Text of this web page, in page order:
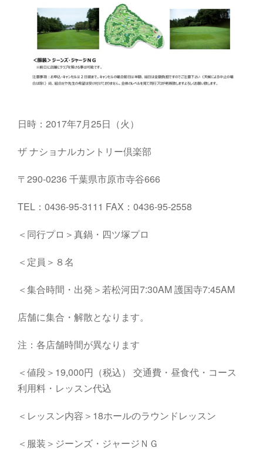
日時：2017年7月25日（火）
ザ ナショナルカントリー倶楽部
〒290-0236 千葉県市原市寺谷666
TEL：0436-95-3111 FAX：0436-95-2558
＜同行プロ＞真鍋・四ツ塚プロ
＜定員＞８名
＜集合時間・出発＞若松河田7:30AM 護国寺7:45AM
店舗に集合・解散となります。
注：各店舗時間が異なります
＜値段＞19,000円（税込） 交通費・昼食代・コース
利用料・レッスン代込
＜レッスン内容＞18ホールのラウンドレッスン
＜服装＞ジーンズ・ジャージＮＧ